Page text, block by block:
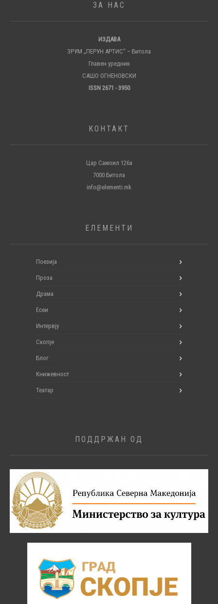
ЗА НАС
ИЗДАВА
ЗРУМ „ПЕРУН АРТИС“ – Битола
Главен уредник
САШО ОГНЕНОВСКИ
ISSN 2671 - 3950
КОНТАКТ
Цар Самоил 126а
7000 Битола
info@elementi.mk
ЕЛЕМЕНТИ
Поезија
Проза
Драма
Есеи
Интервју
Скопје
Блог
Книжевност
Театар
ПОДДРЖАН ОД